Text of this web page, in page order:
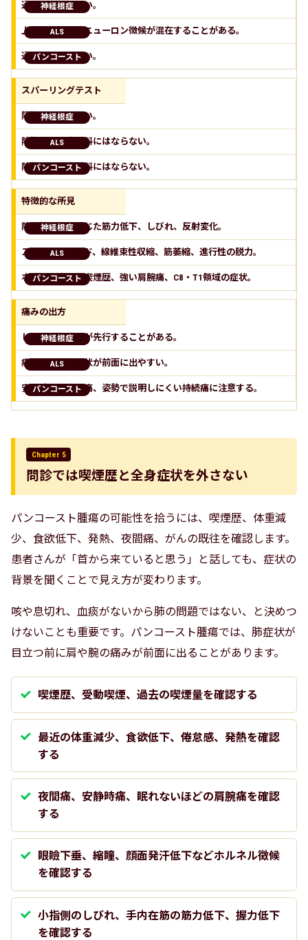
通常は目立たない。
上位・下位運動ニューロン徴候が混在することがある。
通常は目立たない。
スパーリングテスト
陽性になりやすい。
陰性でも否定材料にはならない。
陰性でも否定材料にはならない。
特徴的な所見
障害神経根に応じた筋力低下、しびれ、反射変化。
スプリットハンド、線維束性収縮、筋萎縮、進行性の脱力。
ホルネル徴候、喫煙歴、強い肩腕痛、C8・T1領域の症状。
痛みの出方
しびれより疼痛が先行することがある。
痛みより運動症状が前面に出やすい。
安静時痛、夜間痛、姿勢で説明しにくい持続痛に注意する。
Chapter 5
問診では喫煙歴と全身症状を外さない
パンコースト腫瘍の可能性を拾うには、喫煙歴、体重減
少、食欲低下、発熱、夜間痛、がんの既往を確認します。
患者さんが「首から来ていると思う」と話しても、症状の
背景を聞くことで見え方が変わります。
咳や息切れ、血痰がないから肺の問題ではない、と決めつ
けないことも重要です。パンコースト腫瘍では、肺症状が
目立つ前に肩や腕の痛みが前面に出ることがあります。
喫煙歴、受動喫煙、過去の喫煙量を確認する
最近の体重減少、食欲低下、倦怠感、発熱を確認
する
夜間痛、安静時痛、眠れないほどの肩腕痛を確認
する
眼瞼下垂、縮瞳、顔面発汗低下などホルネル徴候
を確認する
小指側のしびれ、手内在筋の筋力低下、握力低下
を確認する